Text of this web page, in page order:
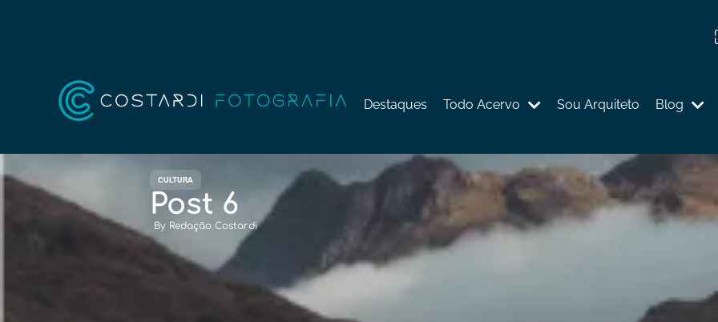
Destaques Todo Acervo Sou Arquiteto Blog
CULTURA
Post 6
By Redação Costardi